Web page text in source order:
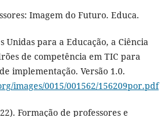
Imagem do Futuro. Educa.
Unidas para a Educação, a Ciência
de competência em TIC para
implementação. Versão 1.0.
images/0015/001562/156209por.pdf
Formação de professores e